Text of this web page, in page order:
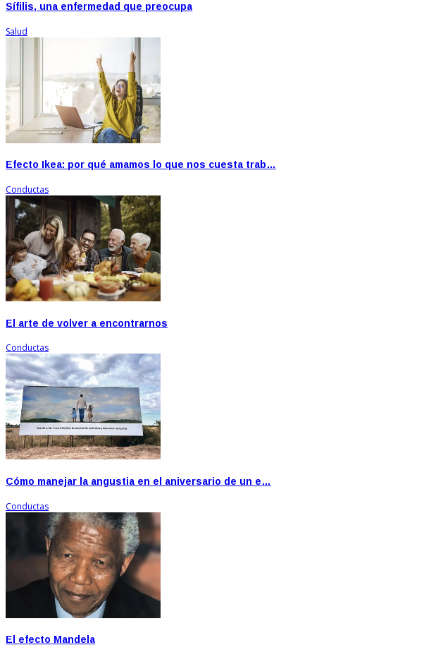
Sífilis, una enfermedad que preocupa
Salud
Efecto Ikea: por qué amamos lo que nos cuesta trab…
Conductas
El arte de volver a encontrarnos
Conductas
Cómo manejar la angustia en el aniversario de un e…
Conductas
El efecto Mandela